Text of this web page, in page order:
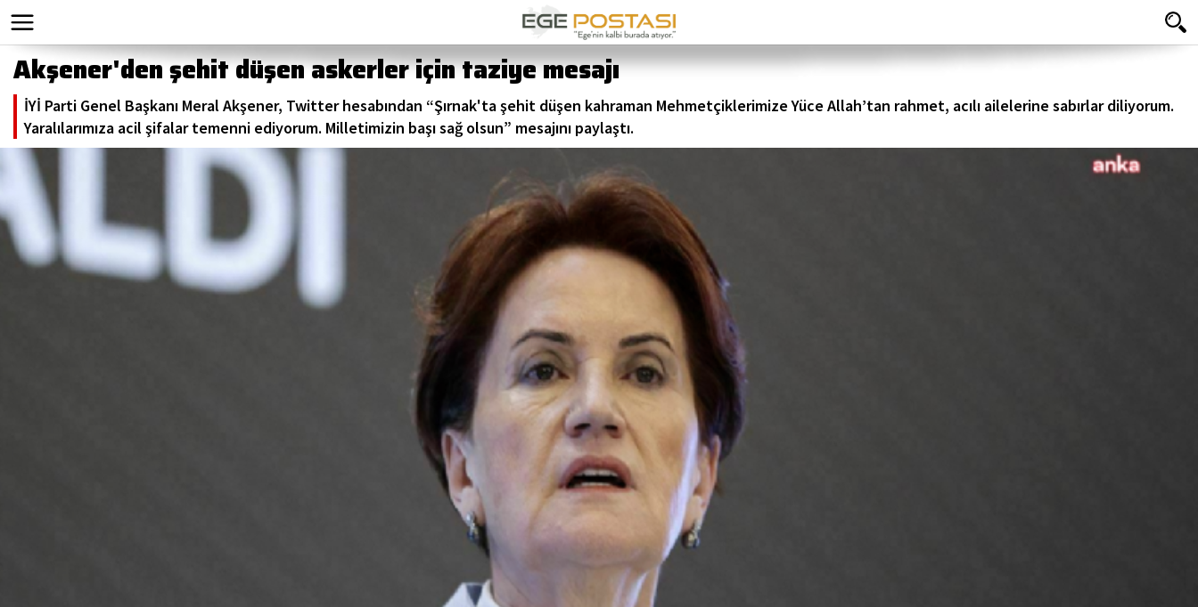
Akşener'den şehit düşen askerler için taziye mesajı
İYİ Parti Genel Başkanı Meral Akşener, Twitter hesabından “Şırnak'ta şehit düşen kahraman Mehmetçiklerimize Yüce Allah’tan rahmet, acılı ailelerine sabırlar diliyorum.
Yaralılarımıza acil şifalar temenni ediyorum. Milletimizin başı sağ olsun” mesajını paylaştı.